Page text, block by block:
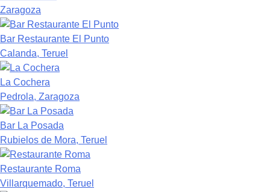
Zaragoza
Bar Restaurante El Punto
Calanda, Teruel
La Cochera
Pedrola, Zaragoza
Bar La Posada
Rubielos de Mora, Teruel
Restaurante Roma
Villarquemado, Teruel